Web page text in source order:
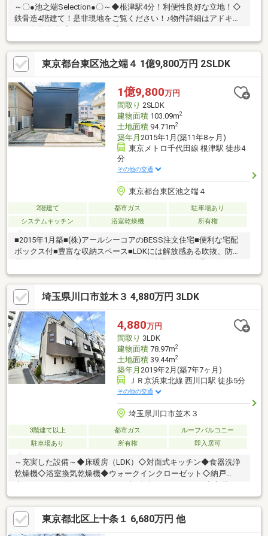
～〇●池之端Selection●〇～◆根津駅4分！利便性良好な立地！◇
鉄骨造4階建て！是非現地をご覧ください！♪物件詳細はアドキャ
♪◇◆◇◆◇◆◇◆◇◆◇◆◇◆◇◆◇◆◇◆◇◆◇◆◇◆【物
件調査報告書】本物件に関する独自の物件調査報告書を作成しま
す。重要事項説明に載らないような住んでから気になる事項を
色々な角度から調査して、お客様にとっての購入リスクの有無を
徹底的に確認して提供します
♪◇◆◇◆◇◆◇◆◇◆◇◆◇◆◇◆◇◆◇◆◇◆◇◆◇◆
東京都台東区池之端４ 1億9,800万円 2SLDK
1億9,800万円
間取り 2SLDK
建物面積103.09m2
土地面積94.71m2
築年月 2015年1月(築11年8ヶ月)
東京メトロ千代田線 根津駅 徒歩4
分
その他の交通
東京都台東区池之端４
2階建て 都市ガス
駐車場あり
システムキッチン
浴室乾燥機 所有権
■2015年1月築■(株)アールシーコアのBESS注文住宅■便利な宅配
ボックス付■豊富な収納スペース■LDKには解放感ある吹抜、防火
電動シャッター■水回り キッチン：食洗器付き、勝手口有 ト
イレ：2箇所有、どちらも手洗い場付 浴室：浴室暖房乾燥機付
■2階には広々としたホールを設置(便利なホスクリーン付)■洋室に
は一部、重量家具用床補強済■ゆとりある天井高 (LD約2，
400mm 主寝室約2，600mm 洋室約2，500mm)■東京メトロ千代田
線「根津」駅 徒歩4分
埼玉県川口市並木３ 4,880万円 3LDK
4,880万円
間取り 3LDK
建物面積78.97m2
土地面積39.44m2
築年月 2019年2月(築7年7ヶ月)
ＪＲ京浜東北線 西川口駅 徒歩5分
その他の交通
埼玉県川口市並木３
3階建て以上 都市ガス
ルーフバルコニー
駐車場あり
所有権 即入居可
～充実した設備～◆床暖房（LDK）◇対面式キッチン◆食器洗浄
乾燥機◇浴室換気乾燥機◆ウォークインクローゼット◇納戸
クス徒歩圏内にスーパー、コンビニ、ドラッグストア、公園が点
在している生活ワンパッケージ街区です。まずはお気軽に現地を
ご覧下さいませ。物件の詳細について、ご見学希望のお客様は下
記番号までお気軽にご連絡下さい。お問い合わせ専用フリーダイ
東京都北区上十条１ 6,680万円 他